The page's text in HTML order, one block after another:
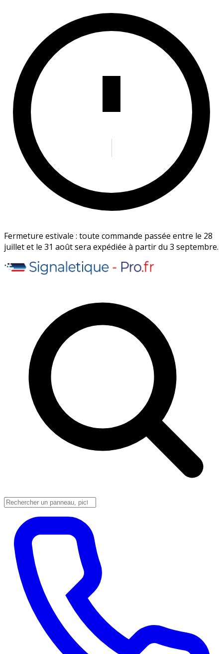
Fermeture estivale : toute commande passée entre le 28
juillet et le 31 août sera expédiée à partir du 3 septembre.